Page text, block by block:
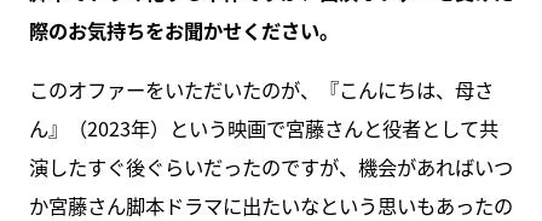
際のお気持ちをお聞かせください。
このオファーをいただいたのが、『こんにちは、母さ
ん』（2023年）という映画で宮藤さんと役者として共
演したすぐ後ぐらいだったのですが、機会があればいつ
か宮藤さん脚本ドラマに出たいなという思いもあったの